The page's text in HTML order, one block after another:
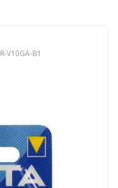
V10GA-B1